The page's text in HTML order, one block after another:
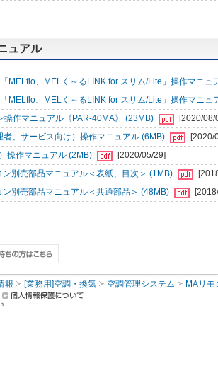
ュアル
MELflo、MELく～るLINK for スリム/Lite」操作マニュ
MELflo、MELく～るLINK for スリム/Lite」操作マニュ
操作マニュアル《PAR-40MA》 (23MB)
[2020/08/
者、サービス向け）操作マニュアル (6MB)
[2020/
操作マニュアル (2MB)
[2020/05/29]
別売部品マニュアル＜表紙、目次＞ (1MB)
別売部品マニュアル＜共通部品＞ (48MB)
報 [業務用]空調・換気 空調管理システム MAリモ